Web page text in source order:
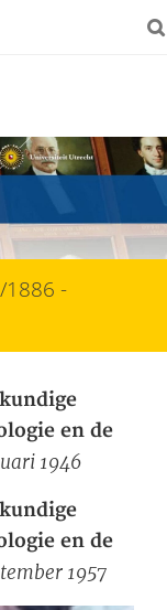
1886 -
en de
1946
en de
1957